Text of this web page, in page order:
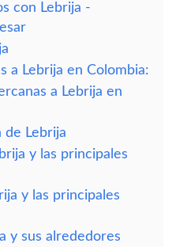
con Lebrija -
a Lebrija en Colombia:
a Lebrija en
Lebrija
y las principales
y las principales
y sus alrededores